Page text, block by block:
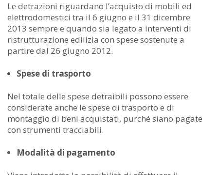
Le detrazioni riguardano l’acquisto di mobili ed
elettrodomestici tra il 6 giugno e il 31 dicembre
2013 sempre e quando sia legato a interventi di
ristrutturazione edilizia con spese sostenute a
partire dal 26 giugno 2012.
Spese di trasporto
Nel totale delle spese detraibili possono essere
considerate anche le spese di trasporto e di
montaggio di beni acquistati, purché siano pagate
con strumenti tracciabili.
Modalità di pagamento